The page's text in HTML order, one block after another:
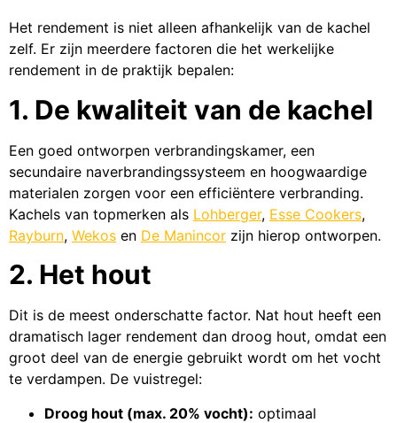
Het rendement is niet alleen afhankelijk van de kachel
zelf. Er zijn meerdere factoren die het werkelijke
rendement in de praktijk bepalen:
1. De kwaliteit van de kachel
Een goed ontworpen verbrandingskamer, een
secundaire naverbrandingssysteem en hoogwaardige
materialen zorgen voor een efficiëntere verbranding.
Kachels van topmerken als Lohberger, Esse Cookers,
Rayburn, Wekos en De Manincor zijn hierop ontworpen.
2. Het hout
Dit is de meest onderschatte factor. Nat hout heeft een
dramatisch lager rendement dan droog hout, omdat een
groot deel van de energie gebruikt wordt om het vocht
te verdampen. De vuistregel:
Droog hout (max. 20% vocht): optimaal